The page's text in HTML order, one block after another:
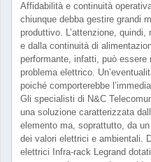
Affidabilità e continuità
chiunque debba gestire grandi
produttivo. L’attenzione,
e dalla continuità di
performante, infatti, può
problema elettrico.
poiché comporterebbe
Gli specialisti di N&C
una soluzione caratterizzata
elemento ma, soprattutto, da
dei valori elettrici e ambientali.
elettrici Infra-rack Legrand